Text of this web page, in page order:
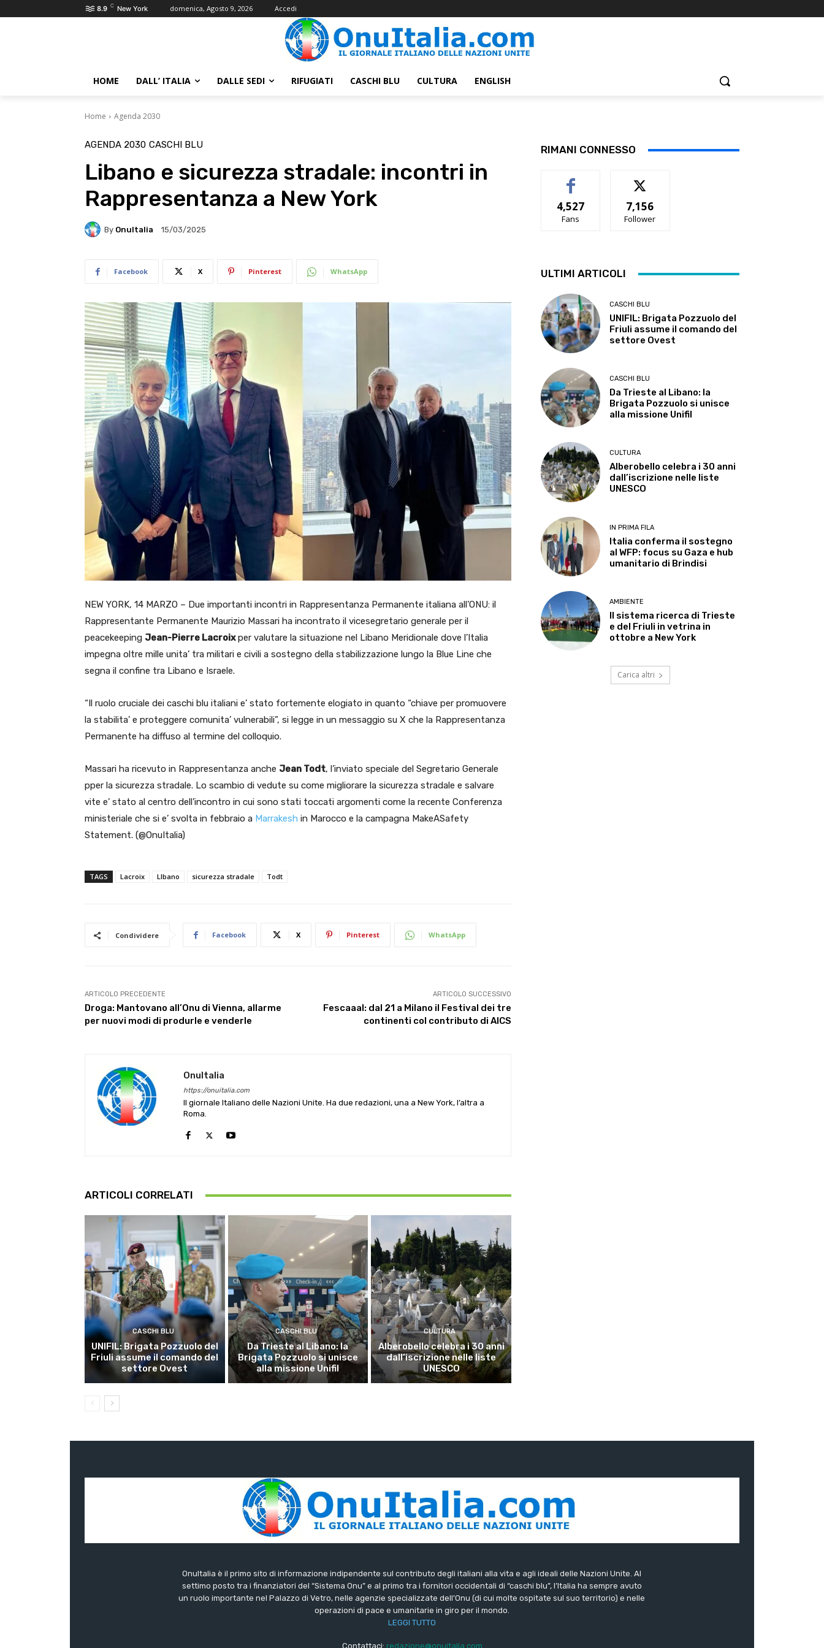
8.9 C New York domenica, Agosto 9, 2026 Accedi
HOME DALL’ ITALIA DALLE SEDI RIFUGIATI CASCHI BLU CULTURA ENGLISH
Home Agenda 2030
AGENDA 2030 CASCHI BLU
Libano e sicurezza stradale: incontri in
Rappresentanza a New York
By OnuItalia 15/03/2025
Facebook X Pinterest WhatsApp
NEW YORK, 14 MARZO – Due importanti incontri in Rappresentanza Permanente italiana all’ONU: il
Rappresentante Permanente Maurizio Massari ha incontrato il vicesegretario generale per il
peacekeeping Jean-Pierre Lacroixper valutare la situazione nel Libano Meridionale dove l’Italia
impegna oltre mille unita’ tra militari e civili a sostegno della stabilizzazione lungo la Blue Line che
segna il confine tra Libano e Israele.
“Il ruolo cruciale dei caschi blu italiani e’ stato fortemente elogiato in quanto “chiave per promuovere
la stabilita’ e proteggere comunita’ vulnerabili”, si legge in un messaggio su X che la Rappresentanza
Permanente ha diffuso al termine del colloquio.
Massari ha ricevuto in Rappresentanza anche Jean Todt, l’inviato speciale del Segretario Generale
pper la sicurezza stradale. Lo scambio di vedute su come migliorare la sicurezza stradale e salvare
vite e’ stato al centro dell’incontro in cui sono stati toccati argomenti come la recente Conferenza
ministeriale che si e’ svolta in febbraio a Marrakesh in Marocco e la campagna MakeASafety
Statement. (@OnuItalia)
TAGS Lacroix LIbano sicurezza stradale Todt
Condividere Facebook X Pinterest WhatsApp
ARTICOLO PRECEDENTE
Droga: Mantovano all’Onu di Vienna, allarme
per nuovi modi di produrle e venderle
ARTICOLO SUCCESSIVO
Fescaaal: dal 21 a Milano il Festival dei tre
continenti col contributo di AICS
OnuItalia
https://onuitalia.com
Il giornale Italiano delle Nazioni Unite. Ha due redazioni, una a New York, l’altra a
Roma.
ARTICOLI CORRELATI
CASCHI BLU
UNIFIL: Brigata Pozzuolo del
Friuli assume il comando del
settore Ovest
CASCHI BLU
Da Trieste al Libano: la
Brigata Pozzuolo si unisce
alla missione Unifil
CULTURA
Alberobello celebra i 30 anni
dall’iscrizione nelle liste
UNESCO
RIMANI CONNESSO
4,527
Fans
7,156
Follower
ULTIMI ARTICOLI
CASCHI BLU
UNIFIL: Brigata Pozzuolo del
Friuli assume il comando del
settore Ovest
CASCHI BLU
Da Trieste al Libano: la
Brigata Pozzuolo si unisce
alla missione Unifil
CULTURA
Alberobello celebra i 30 anni
dall’iscrizione nelle liste
UNESCO
IN PRIMA FILA
Italia conferma il sostegno
al WFP: focus su Gaza e hub
umanitario di Brindisi
AMBIENTE
Il sistema ricerca di Trieste
e del Friuli in vetrina in
ottobre a New York
Carica altri
OnuItalia è il primo sito di informazione indipendente sul contributo degli italiani alla vita e agli ideali delle Nazioni Unite. Al
settimo posto tra i finanziatori del “Sistema Onu” e al primo tra i fornitori occidentali di “caschi blu”, l’Italia ha sempre avuto
un ruolo importante nel Palazzo di Vetro, nelle agenzie specializzate dell’Onu (di cui molte ospitate sul suo territorio) e nelle
operazioni di pace e umanitarie in giro per il mondo.
LEGGI TUTTO
Contattaci: redazione@onuitalia.com